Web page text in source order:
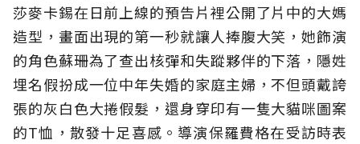
莎麥卡錫在日前上線的預告片裡公開了片中的大媽
造型，畫面出現的第一秒就讓人捧腹大笑，她飾演
的角色蘇珊為了查出核彈和失蹤夥伴的下落，隱姓
埋名假扮成一位中年失婚的家庭主婦，不但頭戴誇
張的灰白色大捲假髮，還身穿印有一隻大貓咪圖案
的T恤，散發十足喜感。導演保羅費格在受訪時表